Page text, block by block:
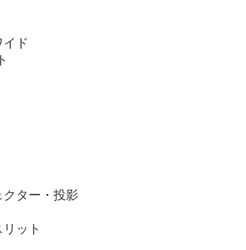
ド
クター・投影
ット